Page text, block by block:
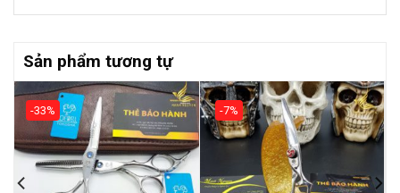
Sản phẩm tương tự
-33% -7%